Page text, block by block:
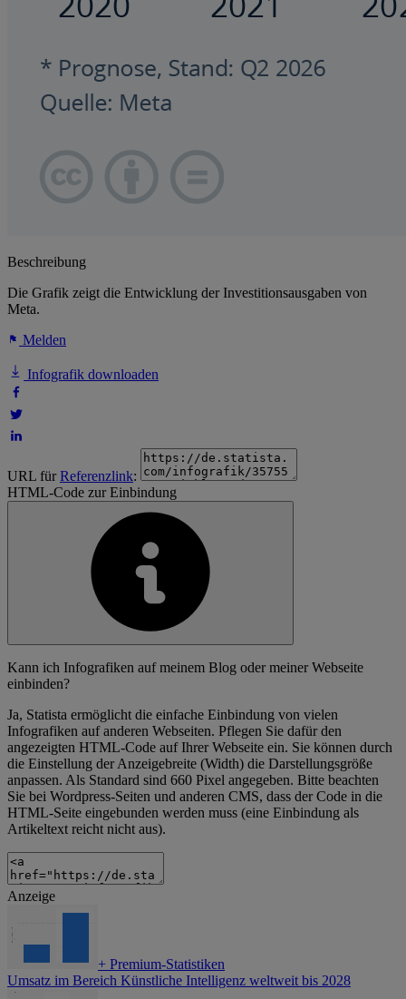
Beschreibung
Die Grafik zeigt die Entwicklung der Investitionsausgaben von
Meta.
Melden
Infografik downloaden
URL fürReferenzlink:
HTML-Code zur Einbindung
Kann ich Infografiken auf meinem Blog oder meiner Webseite
einbinden?
Ja, Statista ermöglicht die einfache Einbindung von vielen
Infografiken auf anderen Webseiten. Pflegen Sie dafür den
angezeigten HTML-Code auf Ihrer Webseite ein. Sie können durch
die Einstellung der Anzeigebreite (Width) die Darstellungsgröße
anpassen. Als Standard sind 660 Pixel angegeben. Bitte beachten
Sie bei Wordpress-Seiten und anderen CMS, dass der Code in die
HTML-Seite eingebunden werden muss (eine Einbindung als
Artikeltext reicht nicht aus).
Anzeige
+ Premium-Statistiken
Umsatz im Bereich Künstliche Intelligenz weltweit bis 2028